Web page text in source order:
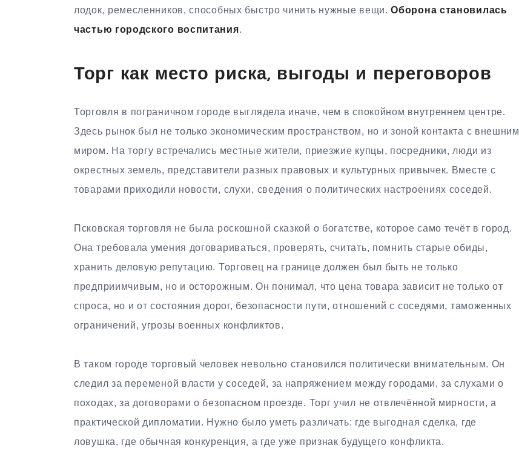
лодок, ремесленников, способных быстро чинить нужные вещи.Оборона становилась
частью городского воспитания.
Торг как место риска, выгоды и переговоров
Торговля в пограничном городе выглядела иначе, чем в спокойном внутреннем центре.
Здесь рынок был не только экономическим пространством, но и зоной контакта с внешним
миром. На торгу встречались местные жители, приезжие купцы, посредники, люди из
окрестных земель, представители разных правовых и культурных привычек. Вместе с
товарами приходили новости, слухи, сведения о политических настроениях соседей.
Псковская торговля не была роскошной сказкой о богатстве, которое само течёт в город.
Она требовала умения договариваться, проверять, считать, помнить старые обиды,
хранить деловую репутацию. Торговец на границе должен был быть не только
предприимчивым, но и осторожным. Он понимал, что цена товара зависит не только от
спроса, но и от состояния дорог, безопасности пути, отношений с соседями, таможенных
ограничений, угрозы военных конфликтов.
В таком городе торговый человек невольно становился политически внимательным. Он
следил за переменой власти у соседей, за напряжением между городами, за слухами о
походах, за договорами о безопасном проезде. Торг учил не отвлечённой мирности, а
практической дипломатии. Нужно было уметь различать: где выгодная сделка, где
ловушка, где обычная конкуренция, а где уже признак будущего конфликта.